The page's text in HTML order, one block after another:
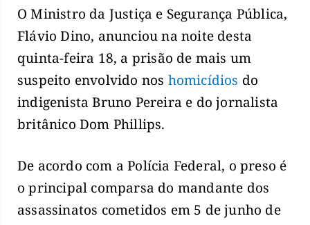
O Ministro da Justiça e Segurança Pública,
Flávio Dino, anunciou na noite desta
quinta-feira 18, a prisão de mais um
suspeito envolvido nos homicídios do
indigenista Bruno Pereira e do jornalista
britânico Dom Phillips.
De acordo com a Polícia Federal, o preso é
o principal comparsa do mandante dos
assassinatos cometidos em 5 de junho de